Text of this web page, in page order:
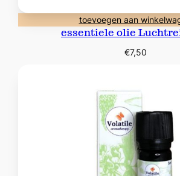
toevoegen aan
essentiele olie
€7,50